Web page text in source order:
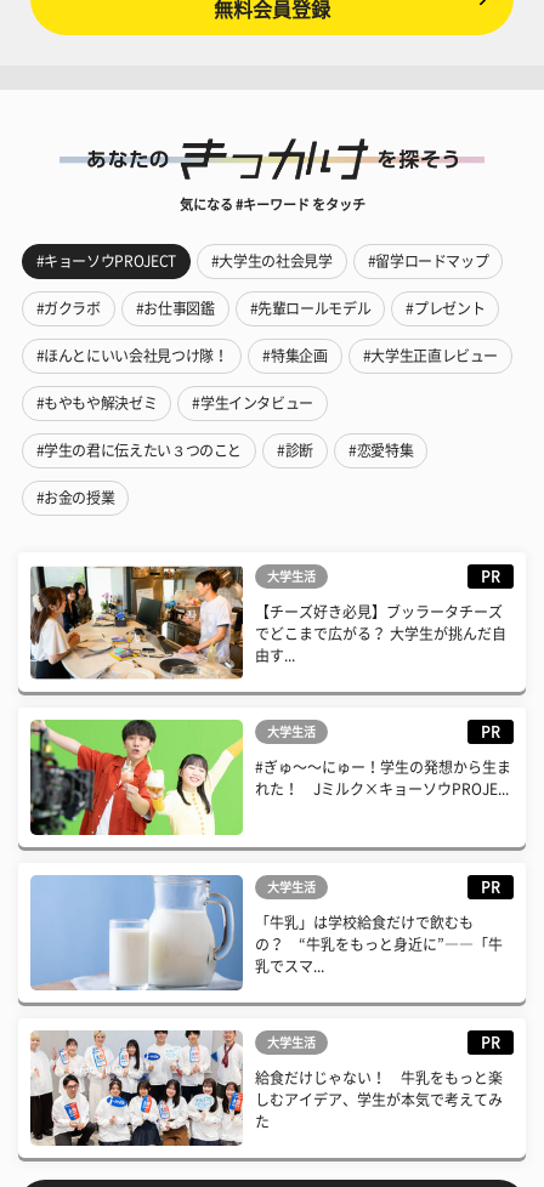
無料会員登録
気になる #キーワード をタッチ
#キョーソウPROJECT #大学生の社会見学 #留学ロードマップ
#ガクラボ #お仕事図鑑 #先輩ロールモデル #プレゼント
#ほんとにいい会社見つけ隊！ #特集企画 #大学生正直レビュー
#もやもや解決ゼミ #学生インタビュー
#学生の君に伝えたい３つのこと #診断 #恋愛特集
#お金の授業
大学生活 PR
【チーズ好き必見】ブッラータチーズ
でどこまで広がる？ 大学生が挑んだ自
由す...
大学生活 PR
#ぎゅ〜〜にゅー！学生の発想から生ま
れた！ Jミルク×キョーソウPROJE...
大学生活 PR
「牛乳」は学校給食だけで飲むも
の？ “牛乳をもっと身近に”――「牛
乳でスマ...
大学生活 PR
給食だけじゃない！ 牛乳をもっと楽
しむアイデア、学生が本気で考えてみ
た